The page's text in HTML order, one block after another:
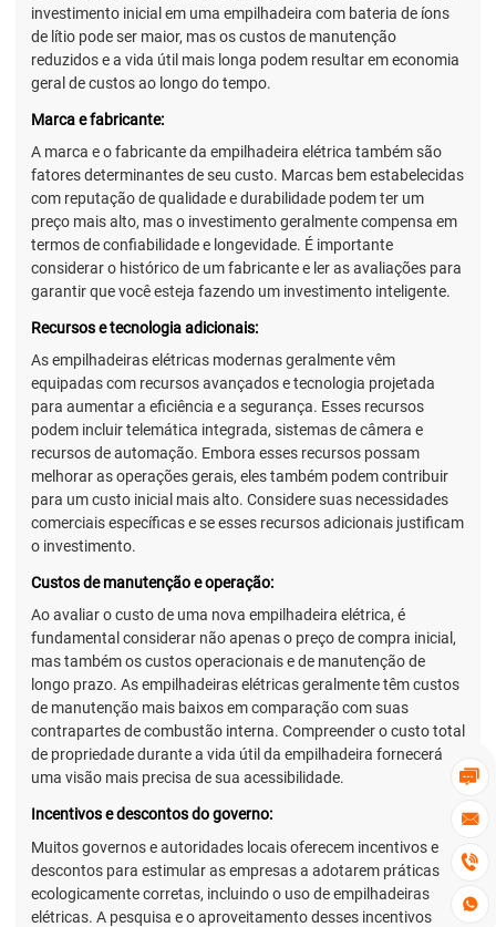




investimento inicial em uma empilhadeira com bateria de íons
de lítio pode ser maior, mas os custos de manutenção
reduzidos e a vida útil mais longa podem resultar em economia
geral de custos ao longo do tempo.
Marca e fabricante:
A marca e o fabricante da empilhadeira elétrica também são
fatores determinantes de seu custo. Marcas bem estabelecidas
com reputação de qualidade e durabilidade podem ter um
preço mais alto, mas o investimento geralmente compensa em
termos de confiabilidade e longevidade. É importante
considerar o histórico de um fabricante e ler as avaliações para
garantir que você esteja fazendo um investimento inteligente.
Recursos e tecnologia adicionais:
As empilhadeiras elétricas modernas geralmente vêm
equipadas com recursos avançados e tecnologia projetada
para aumentar a eficiência e a segurança. Esses recursos
podem incluir telemática integrada, sistemas de câmera e
recursos de automação. Embora esses recursos possam
melhorar as operações gerais, eles também podem contribuir
para um custo inicial mais alto. Considere suas necessidades
comerciais específicas e se esses recursos adicionais justificam
o investimento.
Custos de manutenção e operação:
Ao avaliar o custo de uma nova empilhadeira elétrica, é
fundamental considerar não apenas o preço de compra inicial,
mas também os custos operacionais e de manutenção de
longo prazo. As empilhadeiras elétricas geralmente têm custos
de manutenção mais baixos em comparação com suas
contrapartes de combustão interna. Compreender o custo total
de propriedade durante a vida útil da empilhadeira fornecerá
uma visão mais precisa de sua acessibilidade.
Incentivos e descontos do governo:
Muitos governos e autoridades locais oferecem incentivos e
descontos para estimular as empresas a adotarem práticas
ecologicamente corretas, incluindo o uso de empilhadeiras
elétricas. A pesquisa e o aproveitamento desses incentivos